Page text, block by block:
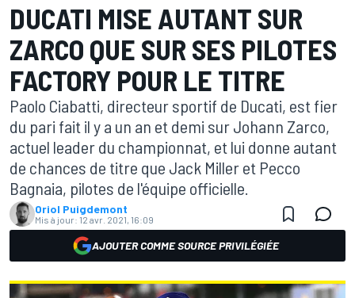
DUCATI MISE AUTANT SUR
ZARCO QUE SUR SES PILOTES
FACTORY POUR LE TITRE
Paolo Ciabatti, directeur sportif de Ducati, est fier
du pari fait il y a un an et demi sur Johann Zarco,
actuel leader du championnat, et lui donne autant
de chances de titre que Jack Miller et Pecco
Bagnaia, pilotes de l'équipe officielle.
Oriol Puigdemont
Mis à jour: 12 avr. 2021, 16:09
AJOUTER COMME SOURCE PRIVILÉGIÉE